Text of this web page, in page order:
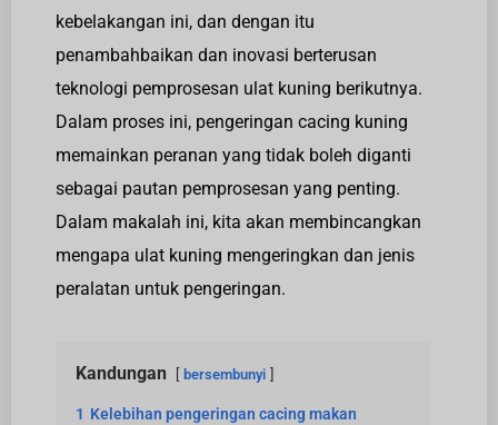
kebelakangan ini, dan dengan itu
penambahbaikan dan inovasi berterusan
teknologi pemprosesan ulat kuning berikutnya.
Dalam proses ini, pengeringan cacing kuning
memainkan peranan yang tidak boleh diganti
sebagai pautan pemprosesan yang penting.
Dalam makalah ini, kita akan membincangkan
mengapa ulat kuning mengeringkan dan jenis
peralatan untuk pengeringan.
Kandungan bersembunyi
1 Kelebihan pengeringan cacing makan